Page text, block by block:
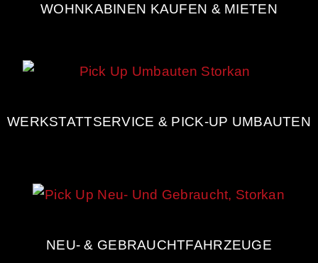
WOHNKABINEN KAUFEN & MIETEN
WERKSTATTSERVICE & PICK-UP UMBAUTEN
NEU- & GEBRAUCHTFAHRZEUGE